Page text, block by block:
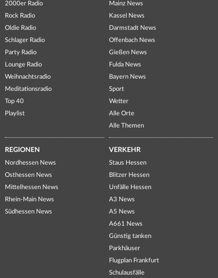
2000er Radio
Rock Radio
Oldie Radio
Schlager Radio
Party Radio
Lounge Radio
Weihnachtsradio
Meditationsradio
Top 40
Playlist
Mainz News
Kassel News
Darmstadt News
Offenbach News
Gießen News
Fulda News
Bayern News
Sport
Wetter
Alle Orte
Alle Themen
REGIONEN
Nordhessen News
Osthessen News
Mittelhessen News
Rhein-Main News
Südhessen News
VERKEHR
Staus Hessen
Blitzer Hessen
Unfälle Hessen
A3 News
A5 News
A661 News
Günstig tanken
Parkhäuser
Flugplan Frankfurt
Schulausfälle